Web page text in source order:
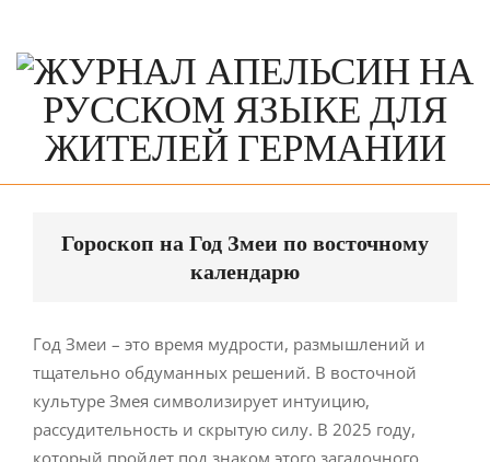
content
MenuГороскоп на Год Змеи по восточному
календарю
Год Змеи – это время мудрости, размышлений и
тщательно обдуманных решений. В восточной
культуре Змея символизирует интуицию,
рассудительность и скрытую силу. В 2025 году,
который пройдет под знаком этого загадочного